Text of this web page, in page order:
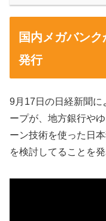
国内メガバン
発行
9月17日の日経新聞
ープが、地方銀行や
ーン技術を使った日
を検討してることを発